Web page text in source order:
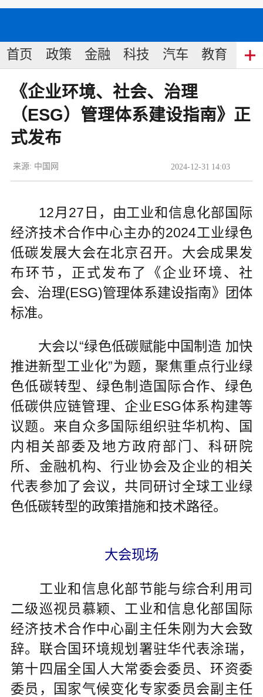
首页 政策 金融 科技 汽车 教育 食
《企业环境、社会、治理
（ESG）管理体系建设指南》正
式发布
2024-12-31 14:03
来源: 中国网
12月27日，由工业和信息化部国际
经济技术合作中心主办的2024工业绿色
低碳发展大会在北京召开。大会成果发
布环节，正式发布了《企业环境、社
会、治理(ESG)管理体系建设指南》团体
标准。
大会以“绿色低碳赋能中国制造 加快
推进新型工业化”为题，聚焦重点行业绿
色低碳转型、绿色制造国际合作、绿色
低碳供应链管理、企业ESG体系构建等
议题。来自众多国际组织驻华机构、国
内相关部委及地方政府部门、科研院
所、金融机构、行业协会及企业的相关
代表参加了会议，共同研讨全球工业绿
色低碳转型的政策措施和技术路径。
大会现场
工业和信息化部节能与综合利用司
二级巡视员慕颖、工业和信息化部国际
经济技术合作中心副主任朱刚为大会致
辞。联合国环境规划署驻华代表涂瑞，
第十四届全国人大常委会委员、环资委
委员，国家气候变化专家委员会副主任